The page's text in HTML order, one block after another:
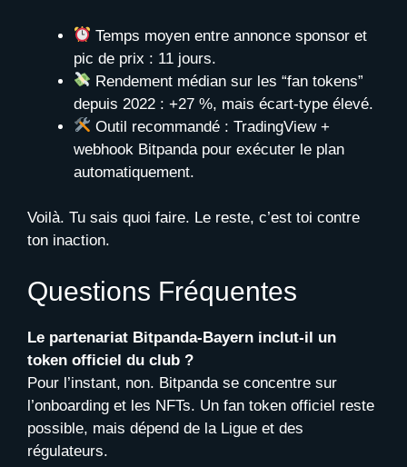
Temps moyen entre annonce sponsor et
pic de prix : 11 jours.
Rendement médian sur les “fan tokens”
depuis 2022 : +27 %, mais écart-type élevé.
Outil recommandé : TradingView +
webhook Bitpanda pour exécuter le plan
automatiquement.
Voilà. Tu sais quoi faire. Le reste, c’est toi contre
ton inaction.
Questions Fréquentes
Le partenariat Bitpanda-Bayern inclut-il un
token officiel du club ?
Pour l’instant, non. Bitpanda se concentre sur
l’onboarding et les NFTs. Un fan token officiel reste
possible, mais dépend de la Ligue et des
régulateurs.